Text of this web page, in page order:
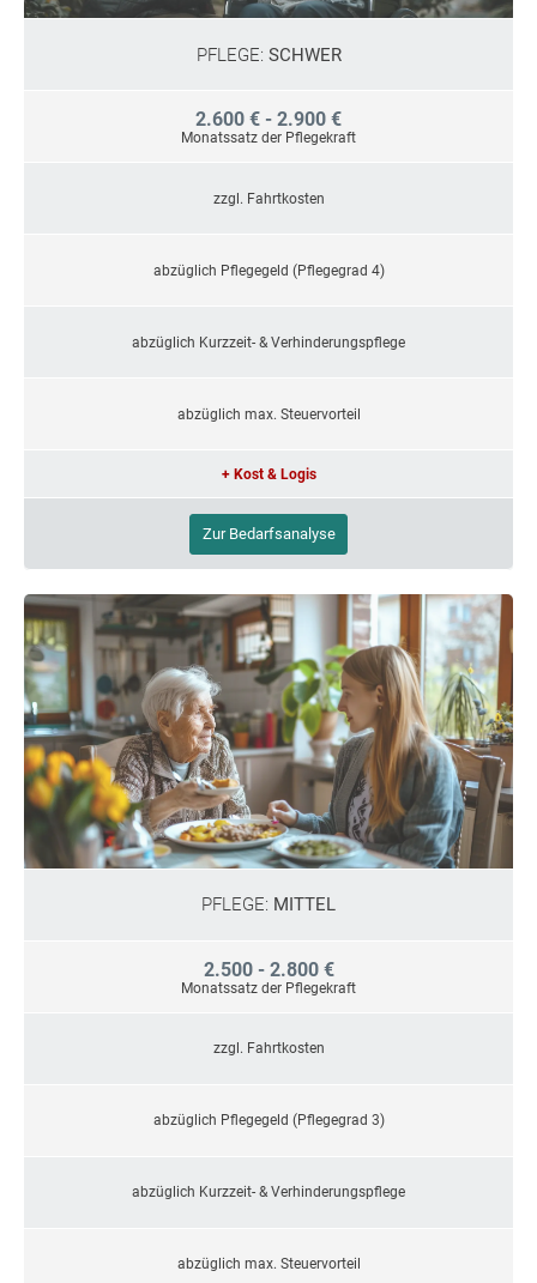
PFLEGE: SCHWER
2.600 € - 2.900 €
Monatssatz der Pflegekraft
zzgl. Fahrtkosten
abzüglich Pflegegeld (Pflegegrad 4)
abzüglich Kurzzeit- & Verhinderungspflege
abzüglich max. Steuervorteil
+ Kost & Logis
Zur Bedarfsanalyse
PFLEGE: MITTEL
2.500 - 2.800 €
Monatssatz der Pflegekraft
zzgl. Fahrtkosten
abzüglich Pflegegeld (Pflegegrad 3)
abzüglich Kurzzeit- & Verhinderungspflege
abzüglich max. Steuervorteil